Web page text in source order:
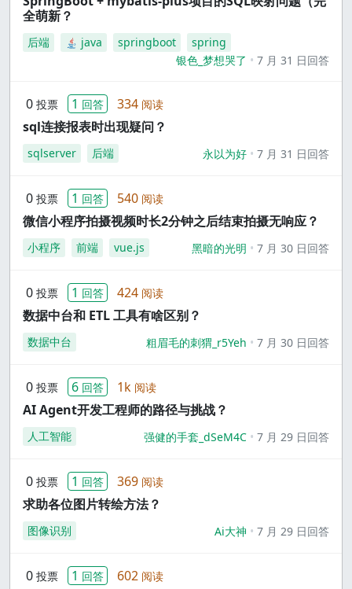
全萌新？
后端 java springboot
spring
银色_梦想哭了
7 月 31 日回答
0 投票 1 回答 334 阅读
sql连接报表时出现疑问？
sqlserver 后端 永以为好 7 月 31 日回答
0 投票 1 回答 540 阅读
微信小程序拍摄视频时长2分钟之后结束拍摄无响应？
小程序 前端 vue.js 黑暗的光明 7 月 30 日回答
0 投票 1 回答 424 阅读
数据中台和 ETL 工具有啥区别？
数据中台 粗眉毛的刺猬_r5Yeh 7 月 30 日回答
0 投票 6 回答 1k 阅读
AI Agent开发工程师的路径与挑战？
人工智能 强健的手套_dSeM4C 7 月 29 日回答
0 投票 1 回答 369 阅读
求助各位图片转绘方法？
图像识别 Ai大神 7 月 29 日回答
0 投票 1 回答 602 阅读